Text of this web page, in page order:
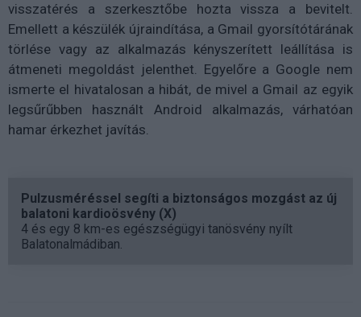
visszatérés a szerkesztőbe hozta vissza a bevitelt.
Emellett a készülék újraindítása, a Gmail gyorsítótárának
törlése vagy az alkalmazás kényszerített leállítása is
átmeneti megoldást jelenthet. Egyelőre a Google nem
ismerte el hivatalosan a hibát, de mivel a Gmail az egyik
legsűrűbben használt Android alkalmazás, várhatóan
hamar érkezhet javítás.
Pulzusméréssel segíti a biztonságos mozgást az új
balatoni kardioösvény (X)
4 és egy 8 km-es egészségügyi tanösvény nyílt
Balatonalmádiban.